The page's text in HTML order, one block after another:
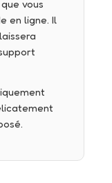
vous
en ligne. Il